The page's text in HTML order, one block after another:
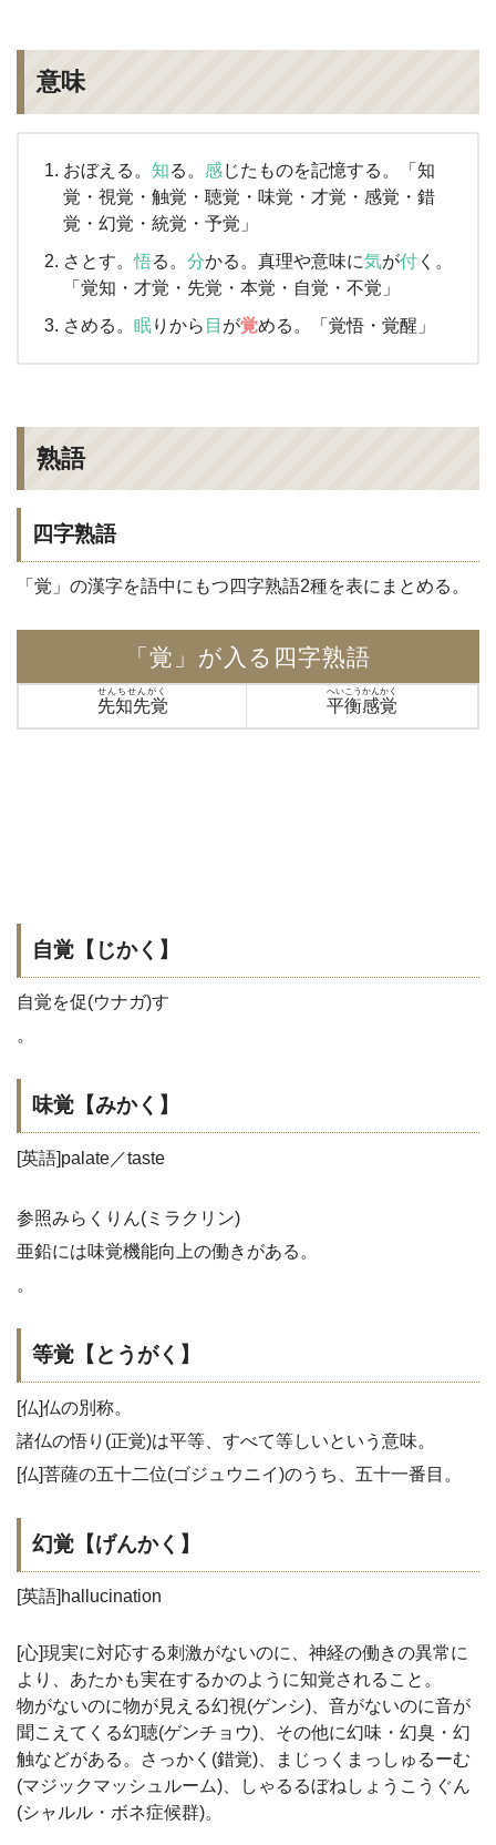
意味
おぼえる。 知る。 感じたものを記憶する。「知
覚・視覚・触覚・聴覚・味覚・才覚・感覚・錯
覚・幻覚・統覚・予覚」
さとす。悟る。 分かる。真理や意味に気が付 く。
「覚知・才覚・先覚・本覚・自覚・不覚」
さめる。 眠りから 目 が覚める。「覚悟・覚醒」
熟語
四字熟語
「覚」の漢字を語中にもつ四字熟語2種を表にまとめる。
「覚」が入る四字熟語
先知先覚
せんちせんがく
平衡感覚
へいこうかんかく
自覚【じかく】
自覚を促(ウナガ)す
。
味覚【みかく】
[英語]palate／taste
参照みらくりん(ミラクリン)
亜鉛には味覚機能向上の働きがある。
。
等覚【とうがく】
[仏]仏の別称。
諸仏の悟り(正覚)は平等、すべて等しいという意味。
[仏]菩薩の五十二位(ゴジュウニイ)のうち、五十一番目。
幻覚【げんかく】
[英語]hallucination
[心]現実に対応する刺激がないのに、神経の働きの異常に
より、あたかも実在するかのように知覚されること。
物がないのに物が見える幻視(ゲンシ)、音がないのに音が
聞こえてくる幻聴(ゲンチョウ)、その他に幻味・幻臭・幻
触などがある。さっかく(錯覚)、まじっくまっしゅるーむ
(マジックマッシュルーム)、しゃるるぼねしょうこうぐん
(シャルル・ボネ症候群)。